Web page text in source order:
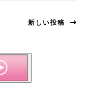
新しい投稿